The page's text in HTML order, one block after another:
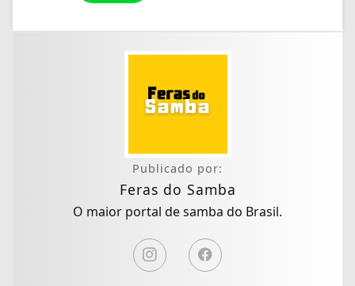
Publicado por:
Feras do Samba
O maior portal de samba do Brasil.